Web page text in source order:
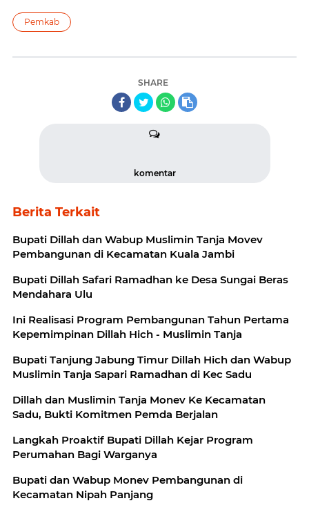
Pemkab
SHARE
komentar
Berita Terkait
Bupati Dillah dan Wabup Muslimin Tanja Movev
Pembangunan di Kecamatan Kuala Jambi
Bupati Dillah Safari Ramadhan ke Desa Sungai Beras
Mendahara Ulu
Ini Realisasi Program Pembangunan Tahun Pertama
Kepemimpinan Dillah Hich - Muslimin Tanja
Bupati Tanjung Jabung Timur Dillah Hich dan Wabup
Muslimin Tanja Sapari Ramadhan di Kec Sadu
Dillah dan Muslimin Tanja Monev Ke Kecamatan
Sadu, Bukti Komitmen Pemda Berjalan
Langkah Proaktif Bupati Dillah Kejar Program
Perumahan Bagi Warganya
Bupati dan Wabup Monev Pembangunan di
Kecamatan Nipah Panjang